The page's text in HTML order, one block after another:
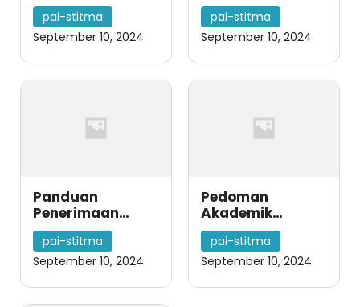
pai-stitma
September 10, 2024
pai-stitma
September 10, 2024
Panduan
Penerimaan
Mahasiswa Baru
pai-stitma
September 10, 2024
Pedoman
Akademik
STITMA
Yogyakarta
pai-stitma
September 10, 2024